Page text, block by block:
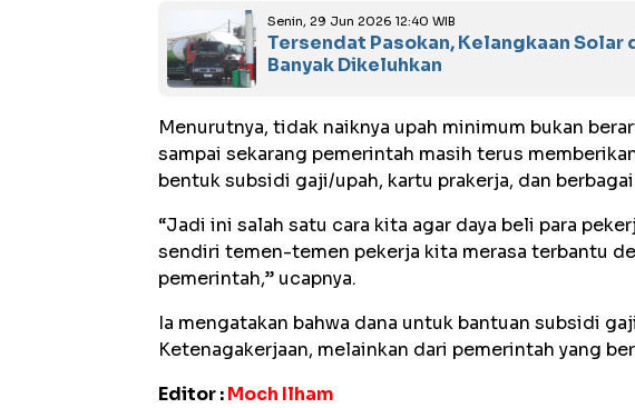
Senin, 29 Jun 2026 12:40 WIB
Tersendat Pasokan, Kelangkaan
Banyak Dikeluhkan
Menurutnya, tidak naiknya upah minimum bukan
sampai sekarang pemerintah masih terus
bentuk subsidi gaji/upah, kartu prakerja, dan
“Jadi ini salah satu cara kita agar daya beli para
sendiri temen-temen pekerja kita merasa terbantu
pemerintah,” ucapnya.
Ia mengatakan bahwa dana untuk bantuan subsidi
Ketenagakerjaan, melainkan dari pemerintah yang
Editor :Moch Ilham